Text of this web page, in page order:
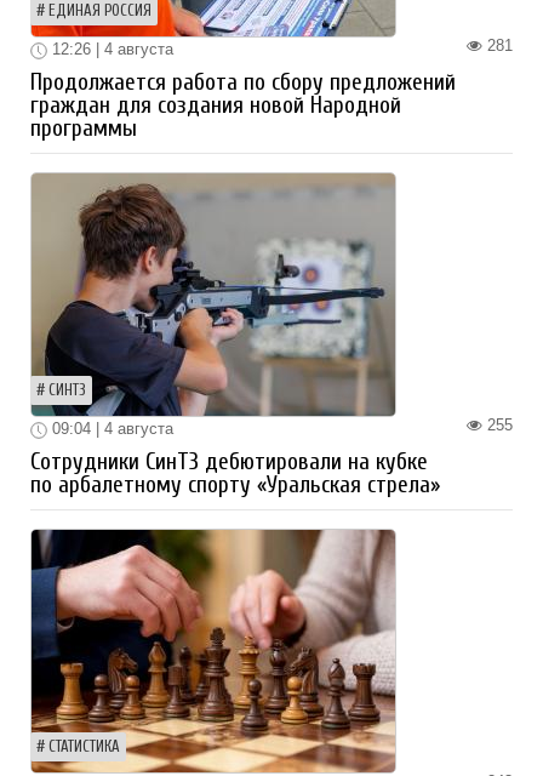
ЕДИНАЯ РОССИЯ
281
12:26 | 4 августа
Продолжается работа по сбору предложений
граждан для создания новой Народной
программы
СИНТЗ
255
09:04 | 4 августа
Сотрудники СинТЗ дебютировали на кубке
по арбалетному спорту «Уральская стрела»
СТАТИСТИКА